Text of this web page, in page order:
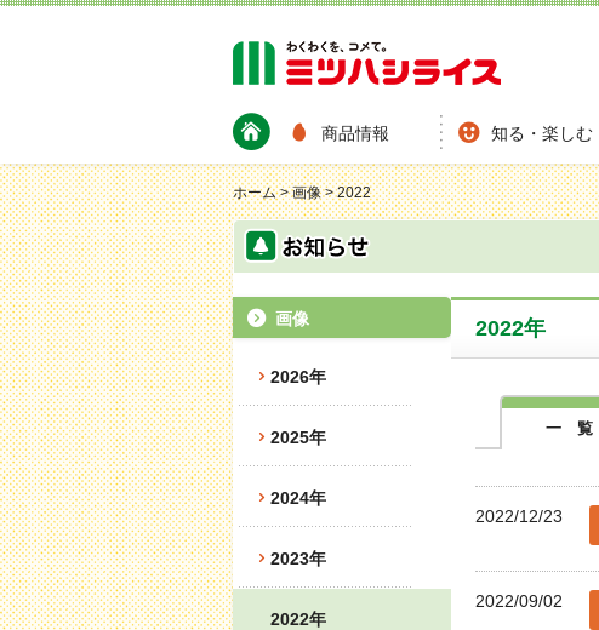
商品情報 知る・楽しむ
ホーム>画像>2022
画像
2026年
2025年
2024年
2023年
2022年
2022年
一 覧
2022/12/23
2022/09/02